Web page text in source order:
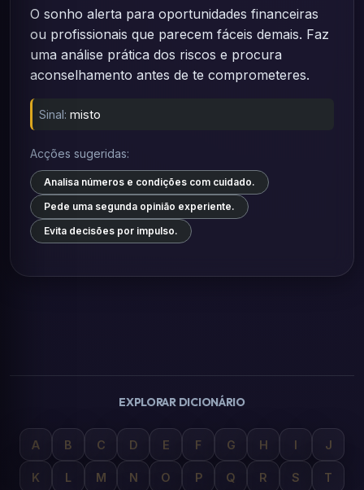
O sonho alerta para oportunidades financeiras
ou profissionais que parecem fáceis demais. Faz
uma análise prática dos riscos e procura
aconselhamento antes de te comprometeres.
Sinal: misto
Acções sugeridas:
Analisa números e condições com cuidado.
Pede uma segunda opinião experiente.
Evita decisões por impulso.
EXPLORAR DICIONÁRIO
A B C D E F G H I J
K L M N O P Q R S T